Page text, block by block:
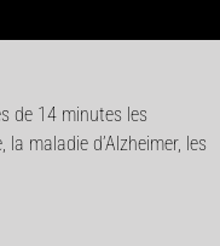
de 14 minutes les
maladie d’Alzheimer, les